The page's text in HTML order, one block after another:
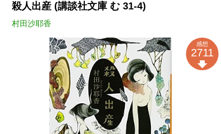
殺人出産 (講談社文庫 む 31-4)
村田沙耶香
感想
2711